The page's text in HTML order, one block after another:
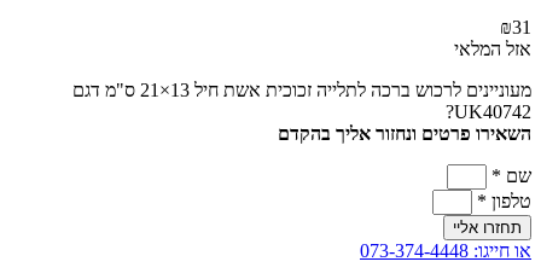
₪31
אזל המלאי
מעוניינים לרכוש ברכה לתלייה זכוכית אשת חיל 13×21 ס"מ דגם
UK40742?
השאירו פרטים ונחזור אליך בהקדם
שם *
טלפון *
תחזרו אליי
או חייגו: 073-374-4448